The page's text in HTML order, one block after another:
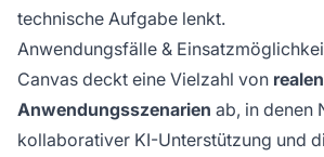
technische Aufgabe lenkt.
Anwendungsfälle &
Canvas deckt eine Vielzahl von realen
Anwendungsszenarien ab, in denen
kollaborativer KI-Unterstützung und